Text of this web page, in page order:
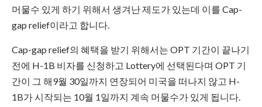
머물수 있게 하기 위해서 생겨난 제도가 있는데 이를 Cap-
gap relief이라고 합니다.
Cap-gap relief의 혜택을 받기 위해서는 OPT 기간이 끝나기
전에 H-1B 비자를 신청하고 Lottery에 선택된다며 OPT 기
간이 그 해9월 30일까지 연장되어 미국을 떠나지 않고 H-
1B가 시작되는 10월 1일까지 계속 머물수가 있게 됩니다.